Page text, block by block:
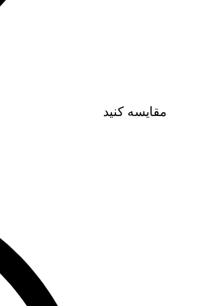
مقایسه کنید